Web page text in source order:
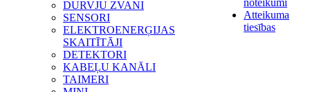
DURVJU ZVANI
SENSORI
ELEKTROENERĢIJAS
SKAITĪTĀJI
DETEKTORI
KABEĻU KANĀLI
TAIMERI
noteikumi
Atteikuma
tiesības